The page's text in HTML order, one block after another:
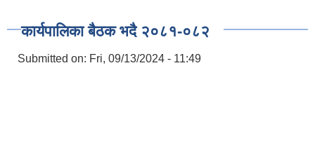
कार्यपालिका बैठक भदै २०८१-०८२
Submitted on: Fri, 09/13/2024 - 11:49